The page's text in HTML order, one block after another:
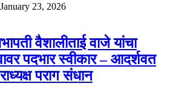
23, 2026
वैशालीताई वाजे यांचा
पदभार स्वीकार – आदर्शवत
पराग संधान